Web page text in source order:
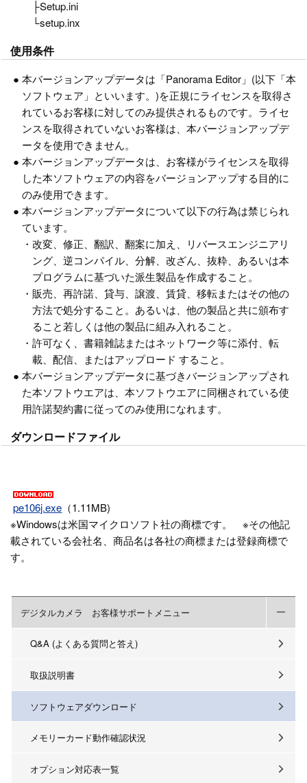
├Setup.ini
└setup.inx
使用条件
● 本バージョンアップデータは「Panorama Editor」(以下「本
ソフトウェア」といいます。)を正規にライセンスを取得さ
れているお客様に対してのみ提供されるものです。ライセ
ンスを取得されていないお客様は、本バージョンアップデ
ータを使用できません。
● 本バージョンアップデータは、お客様がライセンスを取得
した本ソフトウェアの内容をバージョンアップする目的に
のみ使用できます。
● 本バージョンアップデータについて以下の行為は禁じられ
ています。
・改変、修正、翻訳、翻案に加え、リバースエンジニアリ
ング、逆コンパイル、分解、改ざん、抜粋、あるいは本
プログラムに基づいた派生製品を作成すること。
・販売、再許諾、貸与、譲渡、賃貸、移転またはその他の
方法で処分すること。あるいは、他の製品と共に頒布す
ること若しくは他の製品に組み入れること。
・許可なく、書籍雑誌またはネットワーク等に添付、転
載、配信、またはアップロード すること。
● 本バージョンアップデータに基づきバージョンアップされ
た本ソフトウエアは、本ソフトウエアに同梱されている使
用許諾契約書に従ってのみ使用になれます。
ダウンロードファイル
pe106j.exe （1.11MB)
※Windowsは米国マイクロソフト社の商標です。 ※その他記
載されている会社名、商品名は各社の商標または登録商標で
す。
デジタルカメラ お客様サポートメニュー
Q&A (よくある質問と答え)
取扱説明書
ソフトウェアダウンロード
メモリーカード動作確認状況
オプション対応表一覧